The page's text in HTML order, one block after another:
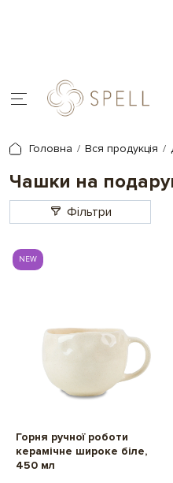
Головна Вся продукція
Чашки на
Фільтри
NEW
Горня ручної роботи
керамічне широке біле,
450 мл